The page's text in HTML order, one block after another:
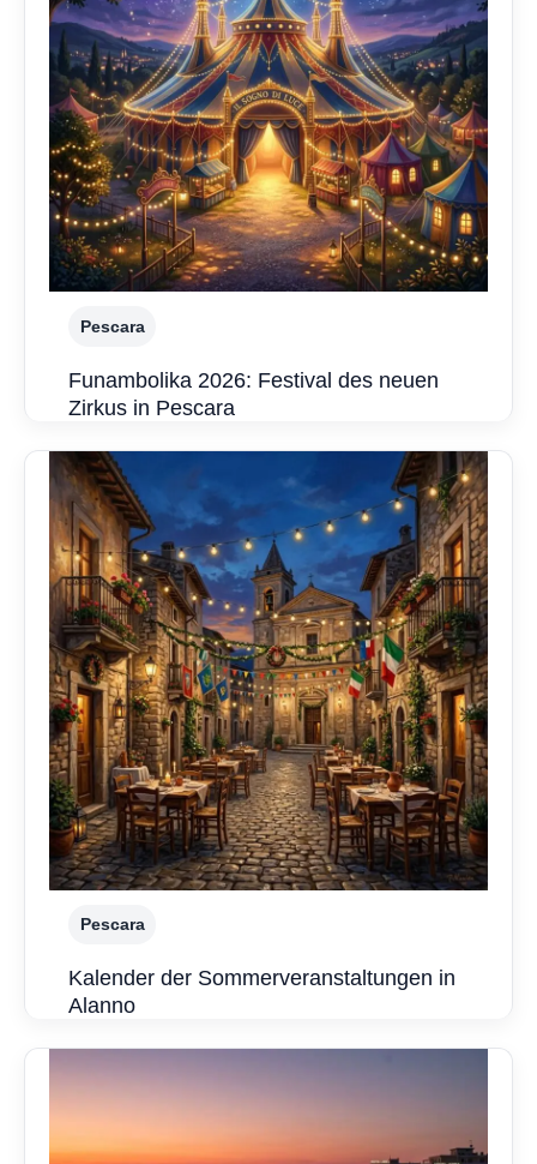
Pescara
Funambolika 2026: Festival des neuen
Zirkus in Pescara
Pescara
Kalender der Sommerveranstaltungen in
Alanno